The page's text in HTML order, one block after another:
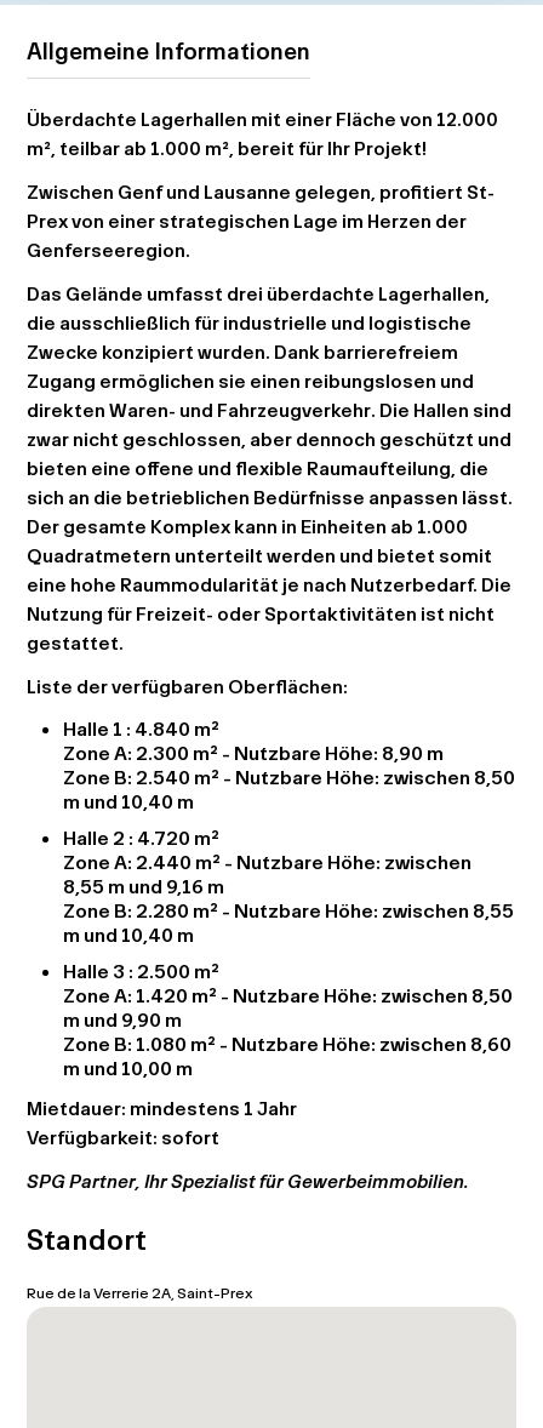
Allgemeine Informationen
Überdachte Lagerhallen mit einer Fläche von 12.000
m², teilbar ab 1.000 m², bereit für Ihr Projekt!
Zwischen Genf und Lausanne gelegen, profitiert St-
Prex von einer strategischen Lage im Herzen der
Genferseeregion.
Das Gelände umfasst drei überdachte Lagerhallen,
die ausschließlich für industrielle und logistische
Zwecke konzipiert wurden. Dank barrierefreiem
Zugang ermöglichen sie einen reibungslosen und
direkten Waren- und Fahrzeugverkehr. Die Hallen sind
zwar nicht geschlossen, aber dennoch geschützt und
bieten eine offene und flexible Raumaufteilung, die
sich an die betrieblichen Bedürfnisse anpassen lässt.
Der gesamte Komplex kann in Einheiten ab 1.000
Quadratmetern unterteilt werden und bietet somit
eine hohe Raummodularität je nach Nutzerbedarf. Die
Nutzung für Freizeit- oder Sportaktivitäten ist nicht
gestattet.
Liste der verfügbaren Oberflächen:
Halle 1 : 4.840 m²
Zone A: 2.300 m² - Nutzbare Höhe: 8,90 m
Zone B: 2.540 m² - Nutzbare Höhe: zwischen 8,50
m und 10,40 m
Halle 2 : 4.720 m²
Zone A: 2.440 m² - Nutzbare Höhe: zwischen
8,55 m und 9,16 m
Zone B: 2.280 m² - Nutzbare Höhe: zwischen 8,55
m und 10,40 m
Halle 3 : 2.500 m²
Zone A: 1.420 m² - Nutzbare Höhe: zwischen 8,50
m und 9,90 m
Zone B: 1.080 m² - Nutzbare Höhe: zwischen 8,60
m und 10,00 m
Mietdauer: mindestens 1 Jahr
Verfügbarkeit: sofort
SPG Partner, Ihr Spezialist für Gewerbeimmobilien.
Standort
Rue de la Verrerie 2A, Saint-Prex